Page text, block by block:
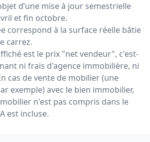
d’une mise à jour semestrielle
et fin octobre.
correspond à la surface réelle bâtie
carrez.
est le prix "net vendeur", c'est-
ni frais d'agence immobilière, ni
cas de vente de mobilier (une
exemple) avec le bien immobilier,
n'est pas compris dans le
est incluse.